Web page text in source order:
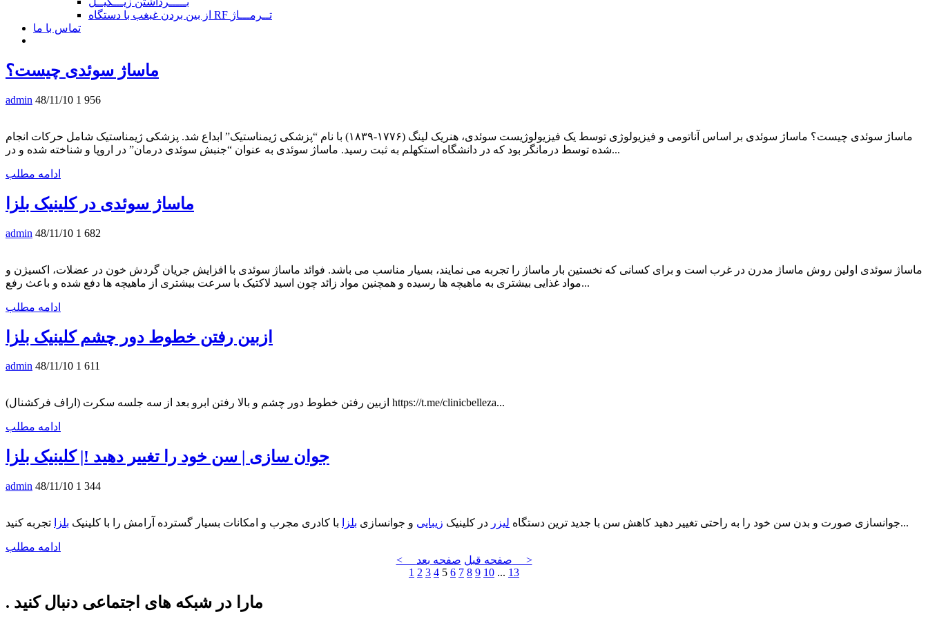
از بین بردن غبغب با دستگاه RF تــرمـــاژ
تماس با ما
ماساژ سوئدی چیست؟
admin 48/11/10 1 956
ماساژ سوئدی چیست؟ ماساژ سوئدی بر اساس آناتومی و فیزیولوژی توسط یک فیزیولوژیست سوئدی، هنریک لینگ (۱۷۷۶-۱۸۳۹) با نام “پزشکی ژیمناستیک” ابداع شد. پزشکی ژیمناستیک شامل حرکات انجام
شده توسط درمانگر بود که در دانشگاه استکهلم به ثبت رسید. ماساژ سوئدی به عنوان “جنبش سوئدی درمان” در اروپا و شناخته شده و در...
ادامه مطلب
ماساژ سوئدی در کلینیک بلزا
admin 48/11/10 1 682
ماساژ سوئدی اولین روش ماساژ مدرن در غرب است و برای کسانی که نخستین بار ماساژ را تجربه می نمایند، بسیار مناسب می باشد. فوائد ماساژ سوئدی با افزایش جریان گردش خون در عضلات، اکسیژن و
مواد غذایی بیشتری به ماهیچه ها رسیده و همچنین مواد زائد چون اسید لاکتیک با سرعت بیشتری از ماهیچه ها دفع شده و باعث رفع...
ادامه مطلب
ازبين رفتن خطوط دور چشم کلینیک بلزا
admin 48/11/10 1 611
ازبين رفتن خطوط دور چشم و بالا رفتن ابرو بعد از سه جلسه سكرت (اراف فركشنال) https://t.me/clinicbelleza...
ادامه مطلب
جوان سازی | سن خود را تغییر دهید !| کلینیک بلزا
admin 48/11/10 1 344
جوانسازی صورت و بدن سن خود را به راحتی تغییر دهید کاهش سن با جدید ترین دستگاه لیزر در کلینیک زیبایی و جوانسازی بلزا با کادری مجرب و امکانات بسیار گسترده آرامش را با کلینیک بلزا تجربه کنید...
ادامه مطلب
< صفحه قبل صفحه بعد >
1 2 3 4 5 6 7 8 9 10 ... 13
. مارا در شبکه های اجتماعی دنبال کنید